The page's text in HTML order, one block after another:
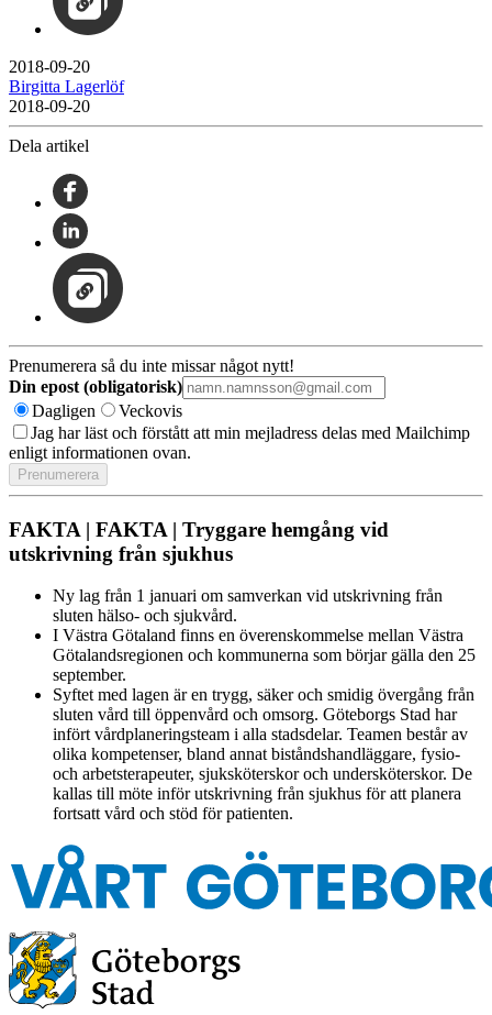
2018-09-20
Birgitta Lagerlöf
2018-09-20
Dela artikel
Prenumerera så du inte missar något nytt!
Din epost (obligatorisk)
Dagligen
Veckovis
Jag har läst och förstått att min mejladress delas med Mailchimp
enligt informationen ovan.
FAKTA | FAKTA | Tryggare hemgång vid
utskrivning från sjukhus
Ny lag från 1 januari om samverkan vid utskrivning från
sluten hälso- och sjukvård.
I Västra Götaland finns en överenskommelse mellan Västra
Götalandsregionen och kommunerna som börjar gälla den 25
september.
Syftet med lagen är en trygg, säker och smidig övergång från
sluten vård till öppenvård och omsorg. Göteborgs Stad har
infört vårdplaneringsteam i alla stadsdelar. Teamen består av
olika kompetenser, bland annat biståndshandläggare, fysio-
och arbetsterapeuter, sjuksköterskor och undersköterskor. De
kallas till möte inför utskrivning från sjukhus för att planera
fortsatt vård och stöd för patienten.